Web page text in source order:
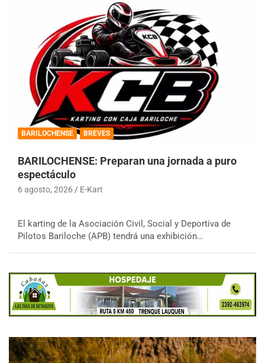
BARILOCHENSE BREVES
BARILOCHENSE: Preparan una jornada a puro
espectáculo
6 agosto, 2026 E-Kart
El karting de la Asociación Civil, Social y Deportiva de
Pilotos Bariloche (APB) tendrá una exhibición…